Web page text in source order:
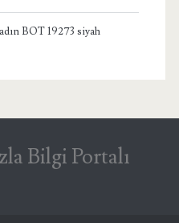
BOT 19273 siyah
Bilgi Portalı